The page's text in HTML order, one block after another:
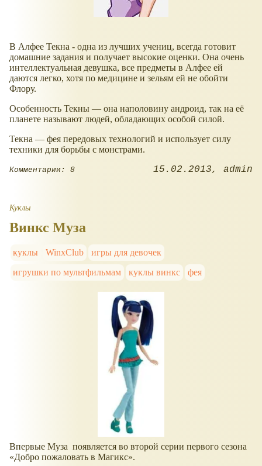
В Алфее Текна - одна из лучших учениц, всегда готовит
домашние задания и получает высокие оценки. Она очень
интеллектуальная девушка, все предметы в Алфее ей
даются легко, хотя по медицине и зельям ей не обойти
Флору.
Особенность Текны — она наполовину андроид, так на её
планете называют людей, обладающих особой силой.
Текна — фея передовых технологий и использует силу
техники для борьбы с монстрами.
Комментарии: 8 15.02.2013 admin
Куклы
Винкс Муза
куклы WinxClub
игры для девочек
игрушки по мультфильмам
куклы винкс фея
Впервые Муза появляется во второй серии первого сезона
Добро пожаловать в Магикс .